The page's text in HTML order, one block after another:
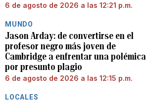
6 de agosto de 2026 a las 12:21 p.m.
MUNDO
Jason Arday: de convertirse en el
profesor negro más joven de
Cambridge a enfrentar una polémica
por presunto plagio
6 de agosto de 2026 a las 12:15 p.m.
LOCALES